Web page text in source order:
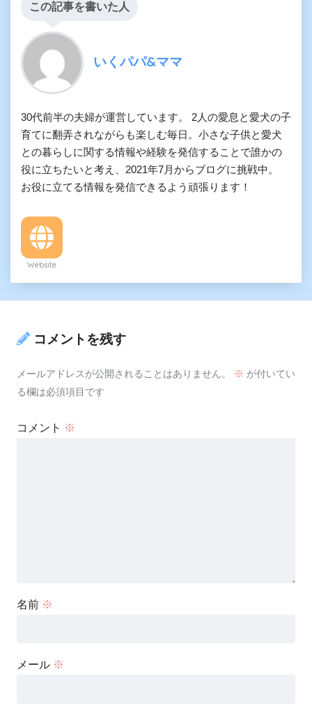
この記事を書いた人
いくパパ&ママ
30代前半の夫婦が運営しています。 2人の愛息と愛犬の子
育てに翻弄されながらも楽しむ毎日。小さな子供と愛犬
との暮らしに関する情報や経験を発信することで誰かの
役に立ちたいと考え、2021年7月からブログに挑戦中。
お役に立てる情報を発信できるよう頑張ります！
Website
コメントを残す
メールアドレスが公開されることはありません。 ※ が付いてい
る欄は必須項目です
コメント ※
名前 ※
メール ※